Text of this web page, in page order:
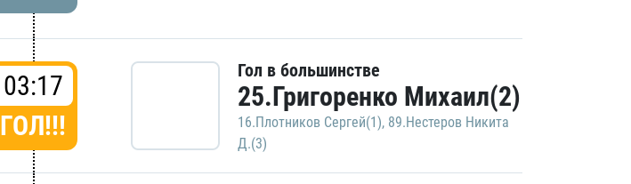
03:17
ГОЛ!!!
Гол в большинстве
25.Григоренко Михаил(2)
16.Плотников Сергей(1), 89.Нестеров Никита
Д.(3)